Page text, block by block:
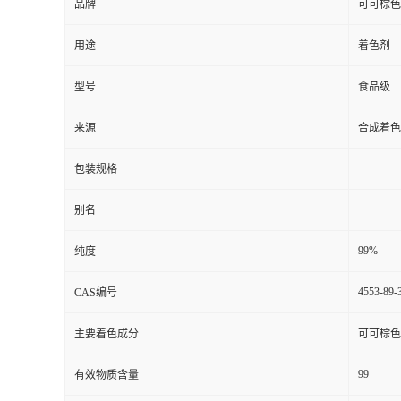
品牌 可可棕
用途 着色剂
型号 食品级
来源 合成着色
包装规格
别名
纯度 99%
CAS编号 4553-89-
主要着色成分 可可棕
有效物质含量 99